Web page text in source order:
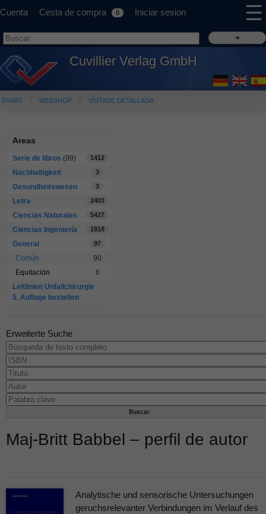
Cuenta Cesta de compra 0 Iniciar sesion ☰
Cuvillier Verlag GmbH
START WEBSHOP VISTADE DETALLADA
Areas
Serie de libros (99) 1412
Nachhaltigkeit 3
Gesundheitswesen 3
Letra 2403
Ciencias Naturales 5427
Ciencias Ingeniería 1818
General 97
Común
90
Equitación
6
Leitlinien Unfallchirurgie
5. Auflage bestellen
Erweiterte Suche
Maj-Britt Babbel – perfil de autor
Analytische und sensorische Untersuchungen
geruchsrelevanter Verbindungen im Verlauf des